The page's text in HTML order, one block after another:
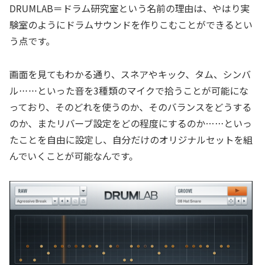
DRUMLAB＝ドラム研究室という名前の理由は、やはり実
験室のようにドラムサウンドを作りこむことができるとい
う点です。
画面を見てもわかる通り、スネアやキック、タム、シンバ
ル……といった音を3種類のマイクで拾うことが可能にな
っており、そのどれを使うのか、そのバランスをどうする
のか、またリバーブ設定をどの程度にするのか……といっ
たことを自由に設定し、自分だけのオリジナルセットを組
んでいくことが可能なんです。